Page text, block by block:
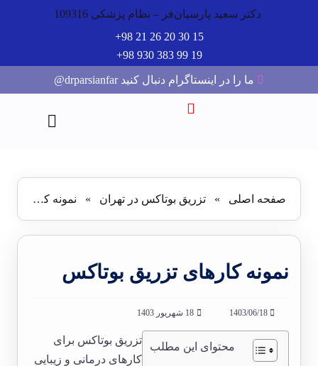
دکتر سعید پارسیان‌فر – نظام پزشکی 109316
15 30 20 26 21 98+
19 99 383 930 98+
ما را در اینستاگرام دنبال کنید drparsianfar@
صفحه اصلی »تزریق بوتاکس در تهران » نمونه کارهای تزریق بوتاکس
نمونه کارهای تزریق بوتاکس
1403/06/18 18 شهریور 1403
محتوای این مطلب
تزریق بوتاکس برای
کارهای درمانی و زیبایی